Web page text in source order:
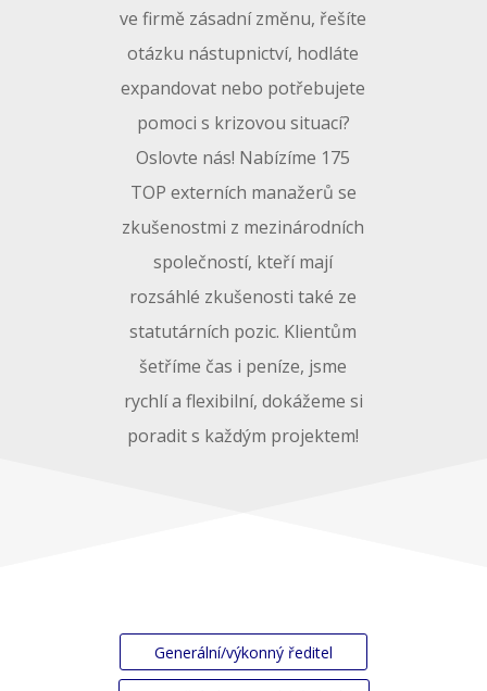
ve firmě zásadní změnu, řešíte
otázku nástupnictví, hodláte
expandovat nebo potřebujete
pomoci s krizovou situací?
Oslovte nás! Nabízíme 175
TOP externích manažerů se
zkušenostmi z mezinárodních
společností, kteří mají
rozsáhlé zkušenosti také ze
statutárních pozic. Klientům
šetříme čas i peníze, jsme
rychlí a flexibilní, dokážeme si
poradit s každým projektem!
Generální/výkonný ředitel